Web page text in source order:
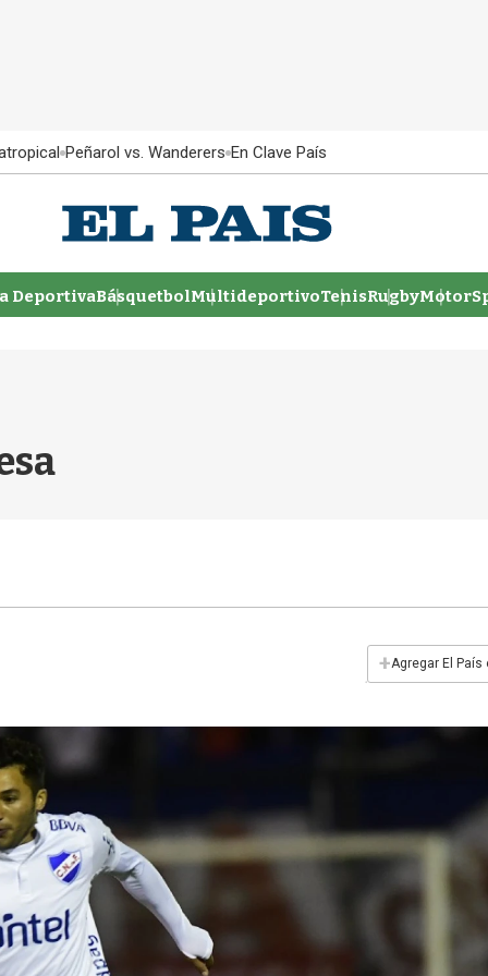
Peñarol vs. Wanderers En Clave País
DeportivaBásquetbolMultideportivoTenisRugby
+Agregar El País